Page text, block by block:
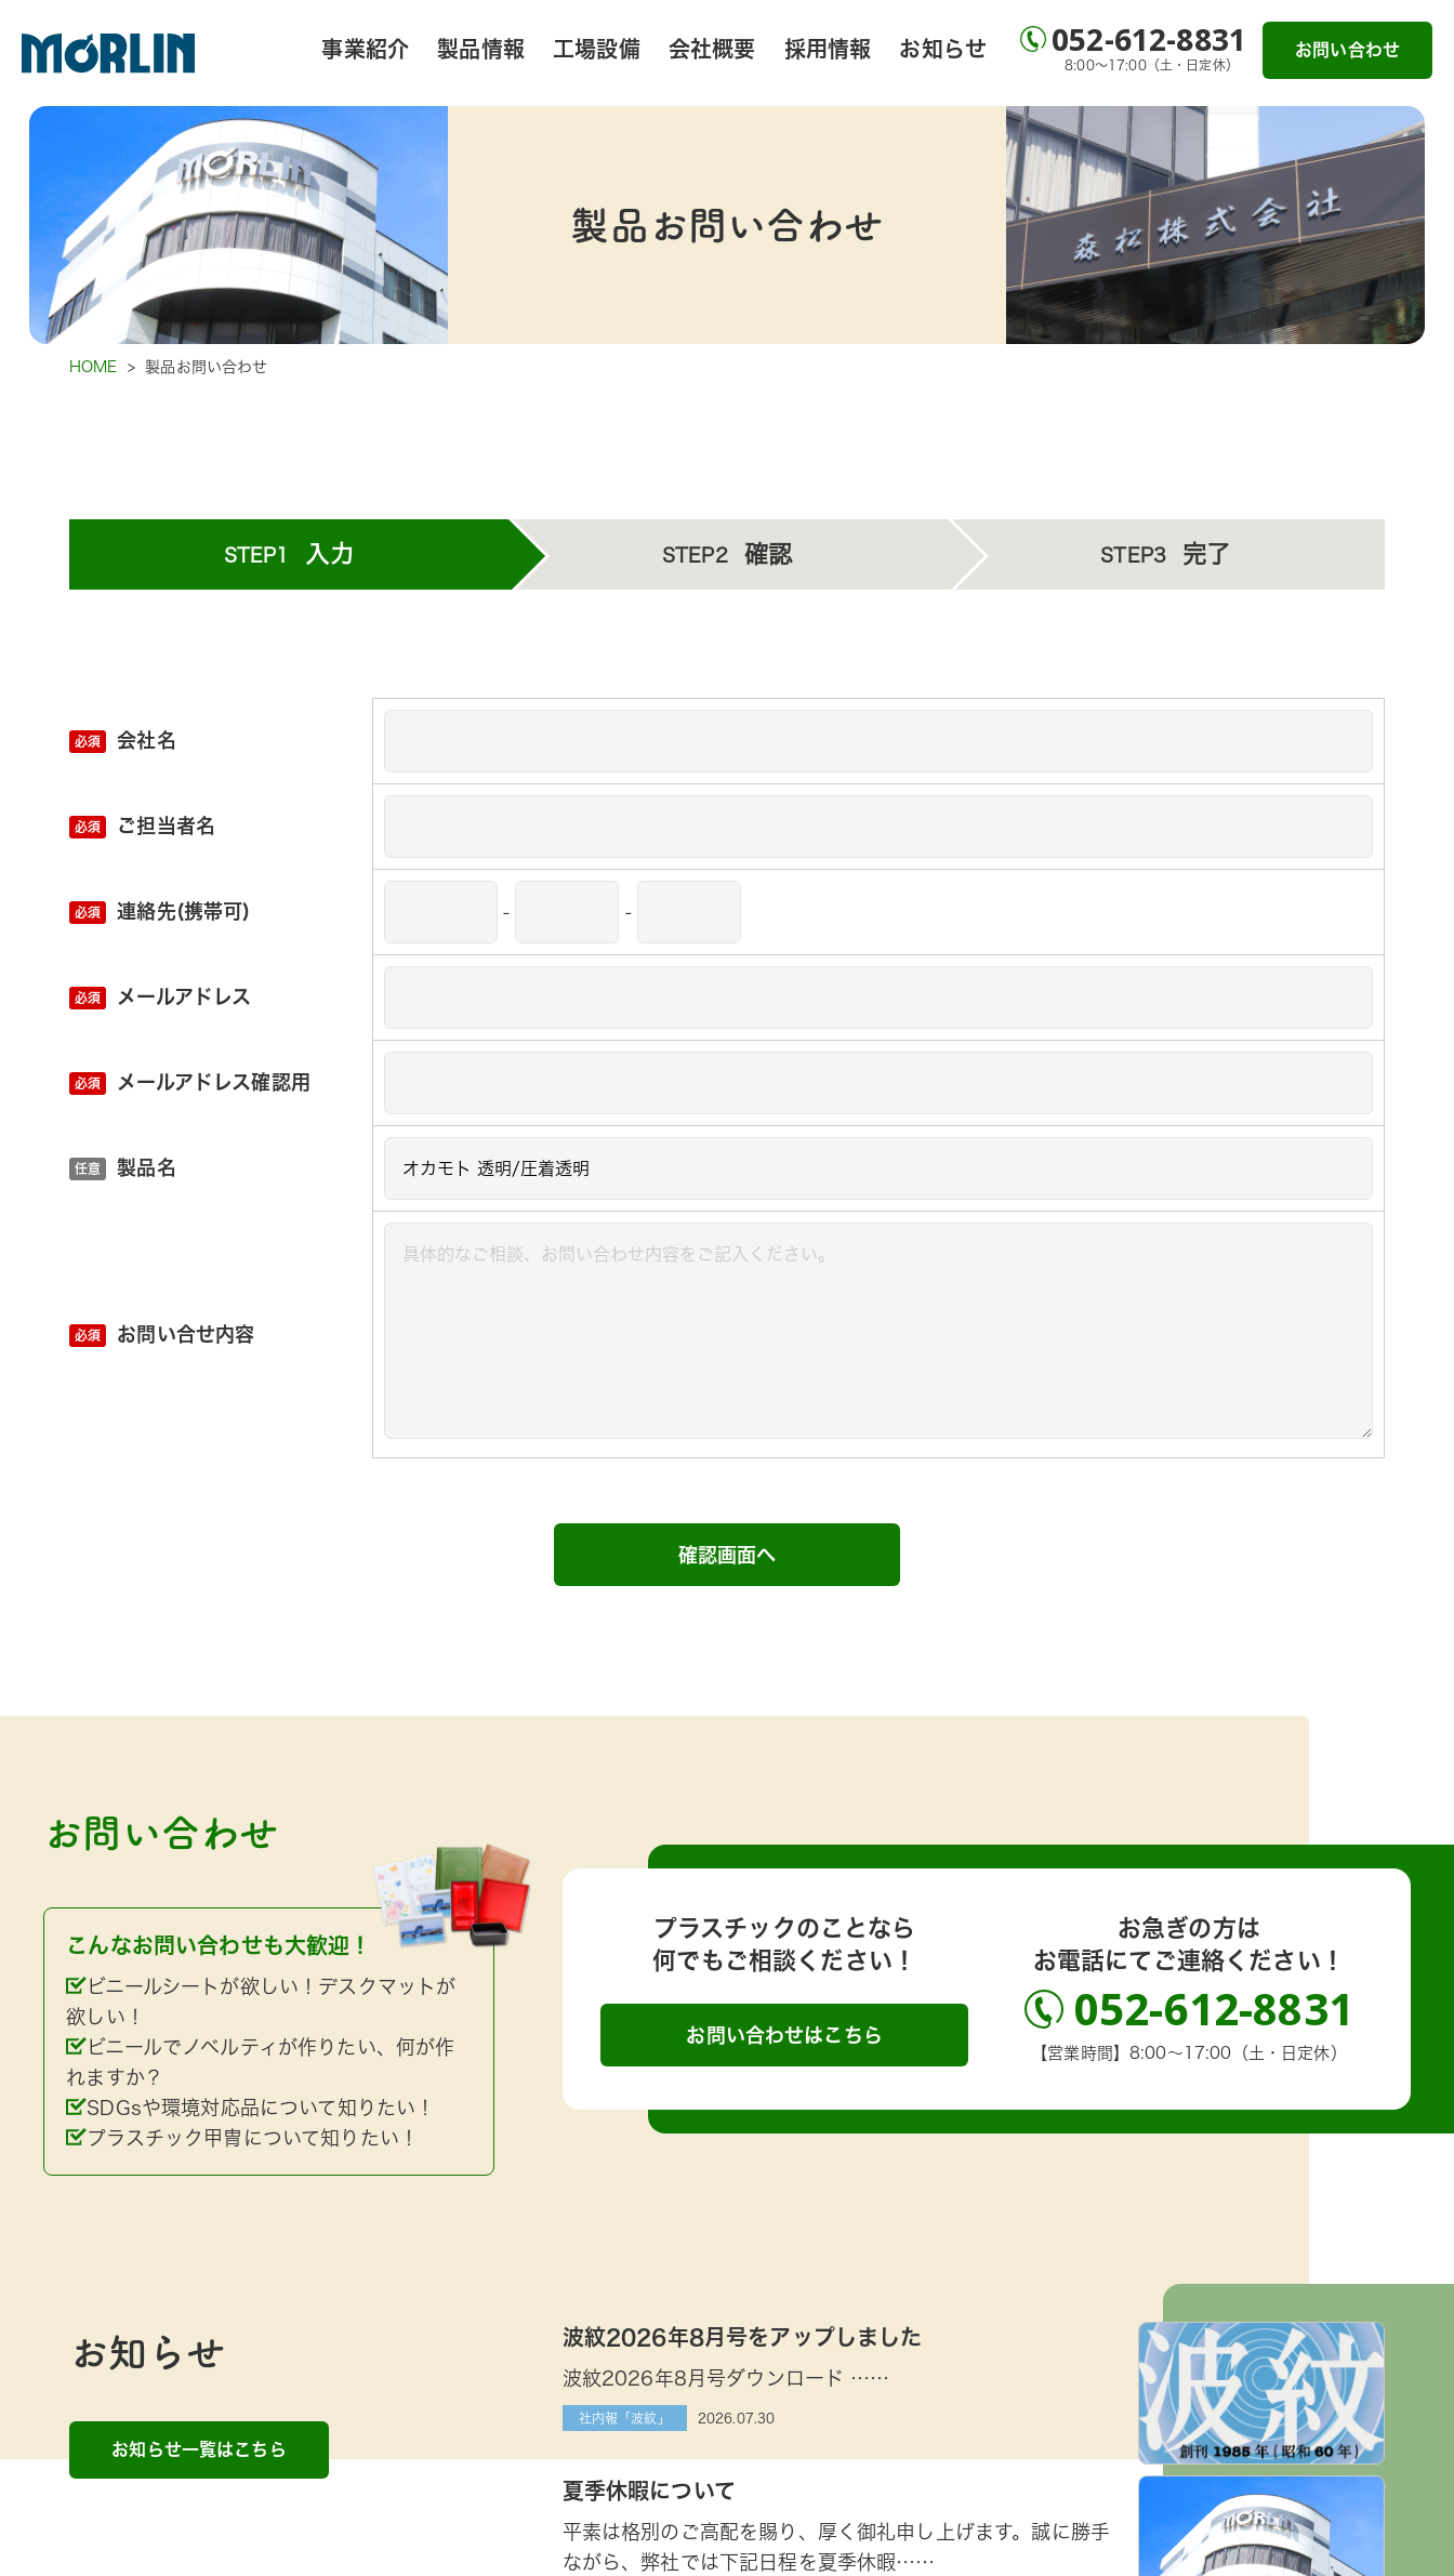
事業紹介 製品情報 工場設備 会社概要 採用情報 お知らせ 052-612-8831
8:00～17:00（土・日定休）
お問い合わせ
製品お問い合わせ
HOME > 製品お問い合わせ
STEP1 入力 STEP2 確認 STEP3 完了
会社名
ご担当者名
連絡先(携帯可) - -
メールアドレス
メールアドレス確認用
製品名
お問い合せ内容
お問い合わせ
こんなお問い合わせも大歓迎！
ビニールシートが欲しい！デスクマットが
欲しい！
ビニールでノベルティが作りたい、何が作
れますか？
SDGsや環境対応品について知りたい！
プラスチック甲冑について知りたい！
プラスチックのことなら
何でもご相談ください！
お問い合わせはこちら
お急ぎの方は
お電話にてご連絡ください！
052-612-8831
【営業時間】8:00～17:00（土・日定休）
お知らせ
お知らせ一覧はこちら
波紋2026年8月号をアップしました
波紋2026年8月号ダウンロード ……
社内報「波紋」 2026.07.30
夏季休暇について
平素は格別のご高配を賜り、厚く御礼申し上げます。誠に勝手
ながら、弊社では下記日程を夏季休暇……